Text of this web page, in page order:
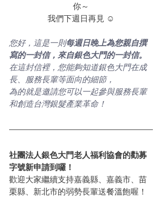
你～
我們下週日再見 ☺︎
您好，這是一則每週日晚上為您親自撰
寫的一封信，來自銀色大門的一封信。
在這封信裡，您能夠知道銀色大門在成
長、服務長輩等面向的細節，
為的就是邀請您可以一起參與服務長輩
和創造台灣銀髮產業革命！
社團法人銀色大門老人福利協會的勸募
字號新申請到囉！
歡迎大家繼續支持嘉義縣、嘉義市、苗
栗縣、新北市的弱勢長輩送餐溫飽喔！